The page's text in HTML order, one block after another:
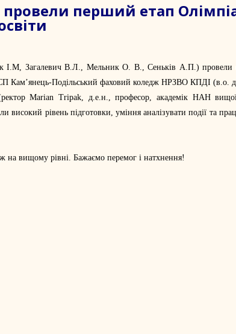
провели перший етап
І.М, Загалевич В.Л., Мельник О. В., Сеньків А.П.)
Кам’янець-Подільський фаховий коледж НРЗВО КПДІ (в.о.
Marian Tripak, д.е.н., професор, академік НАН вищої
рівень підготовки, уміння аналізувати події та
на вищому рівні. Бажаємо перемог і натхнення!